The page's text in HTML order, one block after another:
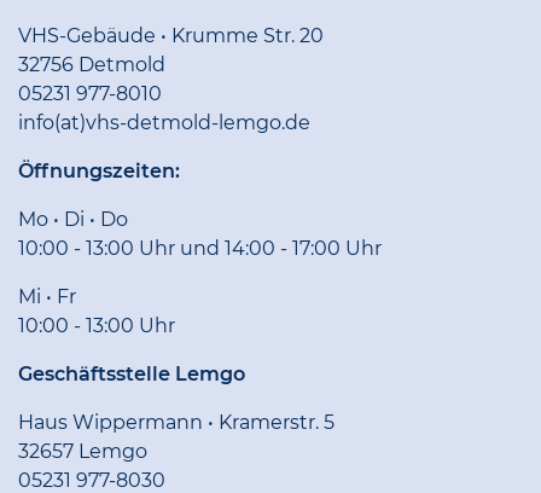
VHS-Gebäude • Krumme Str. 20
32756 Detmold
05231 977-8010
info(at)vhs-detmold-lemgo.de
Öffnungszeiten:
Mo • Di • Do
10:00 - 13:00 Uhr und 14:00 - 17:00 Uhr
Mi • Fr
10:00 - 13:00 Uhr
Geschäftsstelle Lemgo
Haus Wippermann • Kramerstr. 5
32657 Lemgo
05231 977-8030